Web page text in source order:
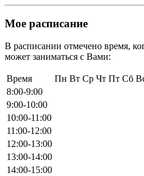
Мое расписание
В расписании отмечено время,
может заниматься с Вами:
Время Пн Вт Ср Чт Пт Сб
8:00-9:00
9:00-10:00
10:00-11:00
11:00-12:00
12:00-13:00
13:00-14:00
14:00-15:00